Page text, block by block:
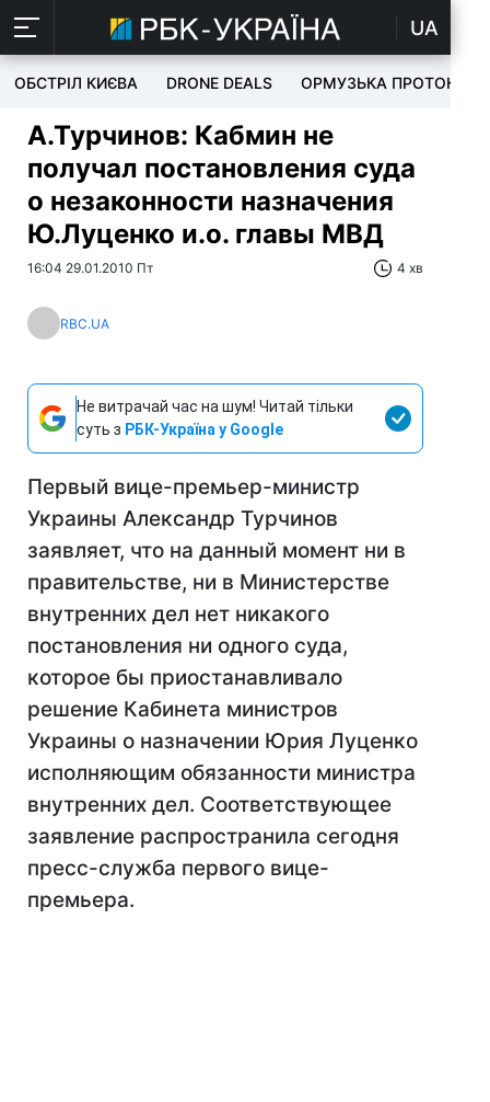
UA
ОБСТРІЛ КИЄВА DRONE DEALS ОРМУЗЬКА ПРОТОКА
А.Турчинов: Кабмин не
получал постановления суда
о незаконности назначения
Ю.Луценко и.о. главы МВД
16:04 29.01.2010 Пт 4 хв
RBC.UA
Не витрачай час на шум! Читай тільки
суть з РБК-Україна у Google
Первый вице-премьер-министр
Украины Александр Турчинов
заявляет, что на данный момент ни в
правительстве, ни в Министерстве
внутренних дел нет никакого
постановления ни одного суда,
которое бы приостанавливало
решение Кабинета министров
Украины о назначении Юрия Луценко
исполняющим обязанности министра
внутренних дел. Соответствующее
заявление распространила сегодня
пресс-служба первого вице-
премьера.